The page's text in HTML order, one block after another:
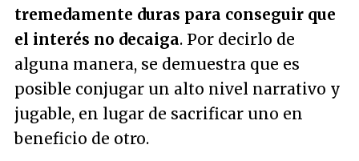
tremedamente duras para conseguir que
el interés no decaiga. Por decirlo de
alguna manera, se demuestra que es
posible conjugar un alto nivel narrativo y
jugable, en lugar de sacrificar uno en
beneficio de otro.